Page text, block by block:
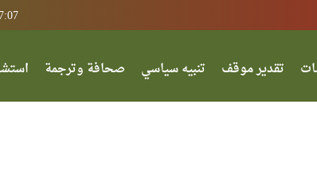
تقدير موقف تنبيه سياسي صحافة وترجمة